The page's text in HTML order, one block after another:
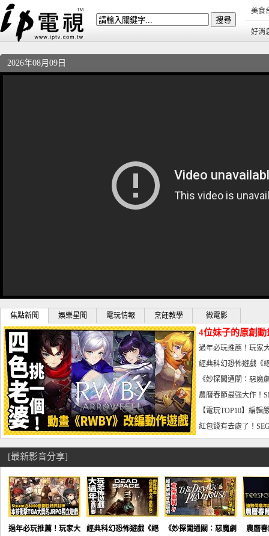
美食
好消
2026年08月09日
焦點新聞 娛樂星聞 電玩情報 烹飪教學 微電影
4位妹子的原創
曝光_電玩宅速配
過年必玩推薦！玩家
宅速配20230126
經典科幻恐怖遊戲《
懼體驗-電玩宅速配
《妙探闖通關：惡
到!!-電玩宅速配
農曆春節最強大作！
電玩宅速配20230123
【電玩TOP10】編
了，封面圖直接雷你
紅包錢有去處了！
宅速配20230119
[最新影音分享]
過年必玩推薦！玩家大
經典科幻恐怖遊戲《絕
《妙探闖通關：惡魔劇
農曆